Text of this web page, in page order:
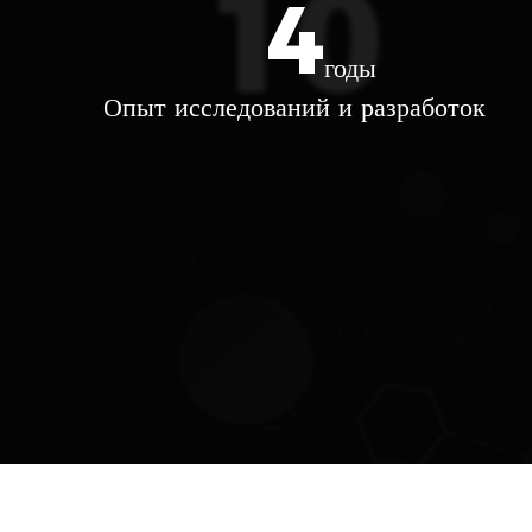
8годы
Опыт исследований и разработок
ЧИТАТЬ ДАЛЕЕ